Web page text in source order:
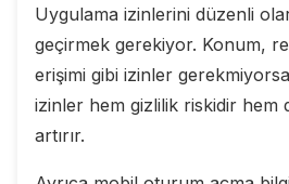
Uygulama izinlerini düzenli
geçirmek gerekiyor. Konum,
erişimi gibi izinler
izinler hem gizlilik riskidir hem
artırır.